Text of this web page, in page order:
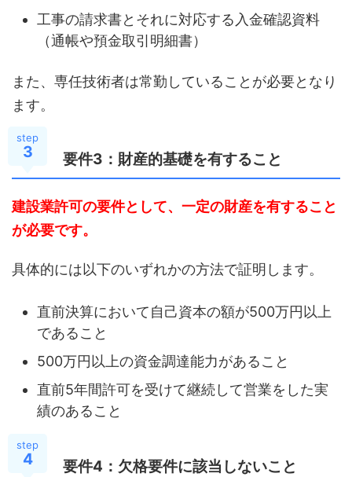
工事の請求書とそれに対応する入金確認資料
（通帳や預金取引明細書）
また、専任技術者は常勤していることが必要となり
ます。
step
3 要件3：財産的基礎を有すること
建設業許可の要件として、一定の財産を有すること
が必要です。
具体的には以下のいずれかの方法で証明します。
直前決算において自己資本の額が500万円以上
であること
500万円以上の資金調達能力があること
直前5年間許可を受けて継続して営業をした実
績のあること
step
4 要件4：欠格要件に該当しないこと